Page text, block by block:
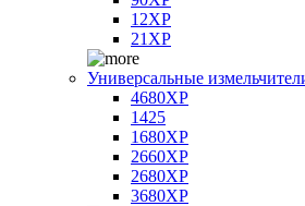
12XP
21XP
Универсальные
4680XP
1425
1680XP
2660XP
2680XP
3680XP